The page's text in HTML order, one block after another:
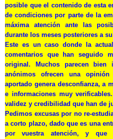
posible que el contenido de esta
de condiciones por parte de la
máxima atención ante las
durante los meses posteriores a
Este es un caso donde la
comentarios que han seguido
original. Muchos parecen
anónimos ofrecen una
aportado genera desconfianza, a
e informaciones muy
validez y credibilidad que han de
Pedimos excusas por no re-
a corto plazo, dado que es una
por vuestra atención, y